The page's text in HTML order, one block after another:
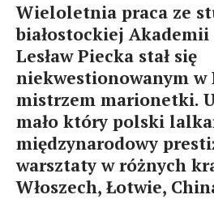
Wieloletnia praca ze
białostockiej Akademii
Lesław Piecka stał się
niekwestionowanym w
mistrzem marionetki.
mało który polski
międzynarodowy
warsztaty w różnych
Włoszech, Łotwie,